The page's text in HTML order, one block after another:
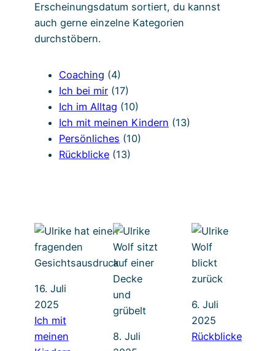
Erscheinungsdatum sortiert, du kannst
auch gerne einzelne Kategorien
durchstöbern.
Coaching (4)
Ich bei mir (17)
Ich im Alltag (10)
Ich mit meinen Kindern (13)
Persönliches (10)
Rückblicke (13)
16. Juli
2025
Ich mit
meinen
8. Juli
6. Juli
2025
Rückblicke